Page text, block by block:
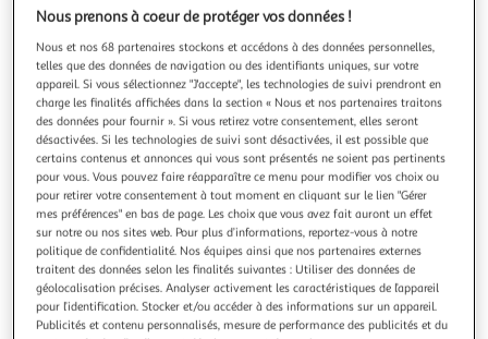
précédente
suivante
DOUCEUR D'INTÉRIEUR
Taie d'oreiller en coton bio biolina 63x63cm émeraude
Informations Techniques : Dimensions : L. 63 x l. 63 cm
Produit Packagé : L. 18 x l. 2 x H. 26 cm Matière : 100%
Coton Bio (57 fils/cm2) Spécificités : Douce & Agréable Taie
d'Oreiller Forme Carrée Volant Plat Design Uni Finition
Bourdon Certification Oeko-Tex Standard 100 Poids : 0,19
kg Couleur :
En savoir +
Vendu parParis Prix
Livr. ou retrait dès 3/4 jours
A partir de 7,99€
Plus d'options
Nous prenons à coeur de protéger vos données !
Nous et nos 68 partenaires stockons et accédons à des données personnelles,
telles que des données de navigation ou des identifiants uniques, sur votre
appareil. Si vous sélectionnez "J'accepte", les technologies de suivi prendront en
charge les finalités affichées dans la section « Nous et nos partenaires traitons
des données pour fournir ». Si vous retirez votre consentement, elles seront
désactivées. Si les technologies de suivi sont désactivées, il est possible que
certains contenus et annonces qui vous sont présentés ne soient pas pertinents
pour vous. Vous pouvez faire réapparaître ce menu pour modifier vos choix ou
pour retirer votre consentement à tout moment en cliquant sur le lien "Gérer
mes préférences" en bas de page. Les choix que vous avez fait auront un effet
sur notre ou nos sites web. Pour plus d’informations, reportez-vous à notre
politique de confidentialité. Nos équipes ainsi que nos partenaires externes
traitent des données selon les finalités suivantes : Utiliser des données de
géolocalisation précises. Analyser activement les caractéristiques de l’appareil
pour l’identification. Stocker et/ou accéder à des informations sur un appareil.
Publicités et contenu personnalisés, mesure de performance des publicités et du